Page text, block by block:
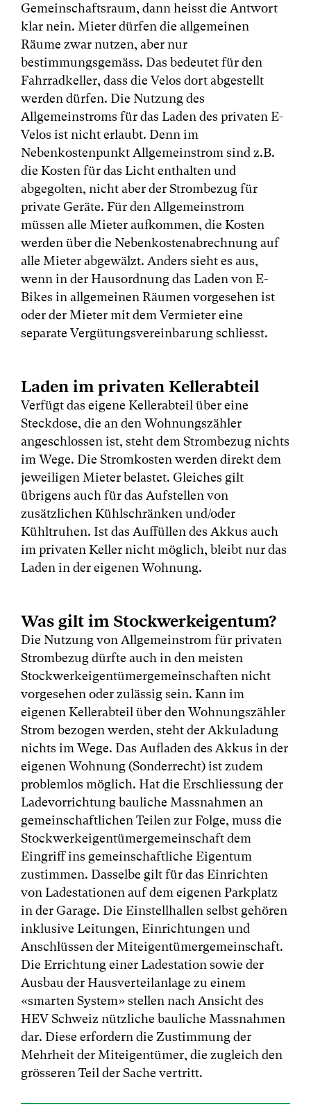
Gemeinschaftsraum, dann heisst die Antwort
klar nein. Mieter dürfen die allgemeinen
Räume zwar nutzen, aber nur
bestimmungsgemäss. Das bedeutet für den
Fahrradkeller, dass die Velos dort abgestellt
werden dürfen. Die Nutzung des
Allgemeinstroms für das Laden des privaten E-
Velos ist nicht erlaubt. Denn im
Nebenkostenpunkt Allgemeinstrom sind z.B.
die Kosten für das Licht enthalten und
abgegolten, nicht aber der Strombezug für
private Geräte. Für den Allgemeinstrom
müssen alle Mieter aufkommen, die Kosten
werden über die Nebenkostenabrechnung auf
alle Mieter abgewälzt. Anders sieht es aus,
wenn in der Hausordnung das Laden von E-
Bikes in allgemeinen Räumen vorgesehen ist
oder der Mieter mit dem Vermieter eine
separate Vergütungsvereinbarung schliesst.
Laden im privaten Kellerabteil
Verfügt das eigene Kellerabteil über eine
Steckdose, die an den Wohnungszähler
angeschlossen ist, steht dem Strombezug nichts
im Wege. Die Stromkosten werden direkt dem
jeweiligen Mieter belastet. Gleiches gilt
übrigens auch für das Aufstellen von
zusätzlichen Kühlschränken und/oder
Kühltruhen. Ist das Auffüllen des Akkus auch
im privaten Keller nicht möglich, bleibt nur das
Laden in der eigenen Wohnung.
Was gilt im Stockwerkeigentum?
Die Nutzung von Allgemeinstrom für privaten
Strombezug dürfte auch in den meisten
Stockwerkeigentümergemeinschaften nicht
vorgesehen oder zulässig sein. Kann im
eigenen Kellerabteil über den Wohnungszähler
Strom bezogen werden, steht der Akkuladung
nichts im Wege. Das Aufladen des Akkus in der
eigenen Wohnung (Sonderrecht) ist zudem
problemlos möglich. Hat die Erschliessung der
Ladevorrichtung bauliche Massnahmen an
gemeinschaftlichen Teilen zur Folge, muss die
Stockwerkeigentümergemeinschaft dem
Eingriff ins gemeinschaftliche Eigentum
zustimmen. Dasselbe gilt für das Einrichten
von Ladestationen auf dem eigenen Parkplatz
in der Garage. Die Einstellhallen selbst gehören
inklusive Leitungen, Einrichtungen und
Anschlüssen der Miteigentümergemeinschaft.
Die Errichtung einer Ladestation sowie der
Ausbau der Hausverteilanlage zu einem
«smarten System» stellen nach Ansicht des
HEV Schweiz nützliche bauliche Massnahmen
dar. Diese erfordern die Zustimmung der
Mehrheit der Miteigentümer, die zugleich den
grösseren Teil der Sache vertritt.